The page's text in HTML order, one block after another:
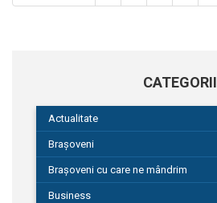
CATEGORII
Actualitate
Brașoveni
Brașoveni cu care ne mândrim
Business